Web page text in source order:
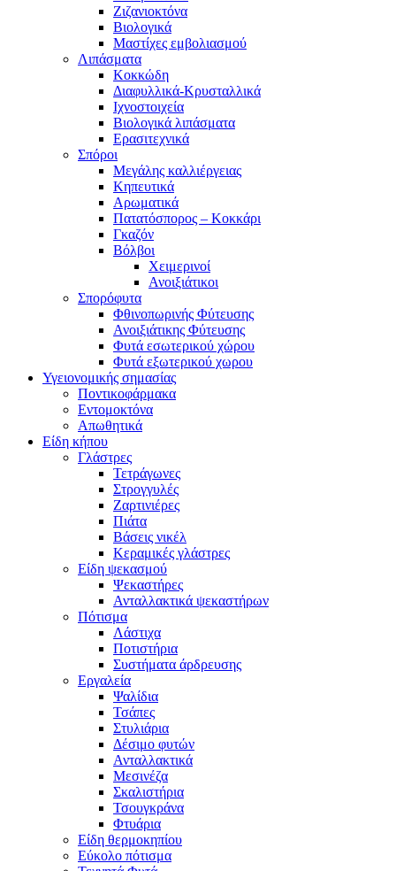
Ζιζανιοκτόνα
Βιολογικά
Μαστίχες εμβολιασμού
Λιπάσματα
Κοκκώδη
Διαφυλλικά-Κρυσταλλικά
Ιχνοστοιχεία
Βιολογικά λιπάσματα
Ερασιτεχνικά
Σπόροι
Μεγάλης καλλιέργειας
Κηπευτικά
Αρωματικά
Πατατόσπορος – Κοκκάρι
Γκαζόν
Βόλβοι
Χειμερινοί
Ανοιξιάτικοι
Σπορόφυτα
Φθινοπωρινής Φύτευσης
Ανοιξιάτικης Φύτευσης
Φυτά εσωτερικού χώρου
Φυτά εξωτερικού χωρου
Υγειονομικής σημασίας
Ποντικοφάρμακα
Εντομοκτόνα
Απωθητικά
Είδη κήπου
Γλάστρες
Τετράγωνες
Στρογγυλές
Ζαρτινιέρες
Πιάτα
Βάσεις νικέλ
Κεραμικές γλάστρες
Είδη ψεκασμού
Ψεκαστήρες
Ανταλλακτικά ψεκαστήρων
Πότισμα
Λάστιχα
Ποτιστήρια
Συστήματα άρδρευσης
Εργαλεία
Ψαλίδια
Τσάπες
Στυλιάρια
Δέσιμο φυτών
Ανταλλακτικά
Μεσινέζα
Σκαλιστήρια
Τσουγκράνα
Φτυάρια
Είδη θερμοκηπίου
Εύκολο πότισμα